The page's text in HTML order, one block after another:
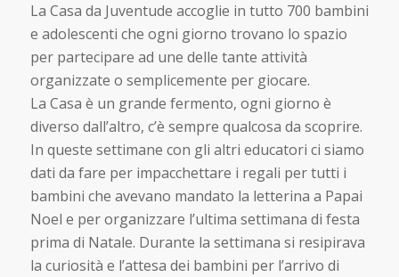
La Casa da Juventude accoglie in tutto 700 bambini
e adolescenti che ogni giorno trovano lo spazio
per partecipare ad une delle tante attività
organizzate o semplicemente per giocare.
La Casa è un grande fermento, ogni giorno è
diverso dall’altro, c’è sempre qualcosa da scoprire.
In queste settimane con gli altri educatori ci siamo
dati da fare per impacchettare i regali per tutti i
bambini che avevano mandato la letterina a Papai
Noel e per organizzare l’ultima settimana di festa
prima di Natale. Durante la settimana si resipirava
la curiosità e l’attesa dei bambini per l’arrivo di